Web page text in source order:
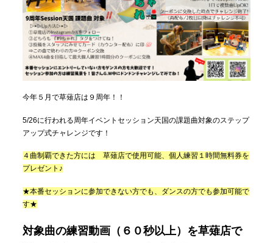
今年５月で草薙店は９周年！！
5/26に行われる周年イベントセッション天国の課題曲対象のステップ
アップ式チャレンジです！
４曲制覇できた方には 草薙店で使用可能、個人練習１時間無料券を
プレゼント♪
★本番セッションに参加できない方でも、ダンスの方でも参加可能で
す★
対象曲の練習動画（６０秒以上）を草薙店で